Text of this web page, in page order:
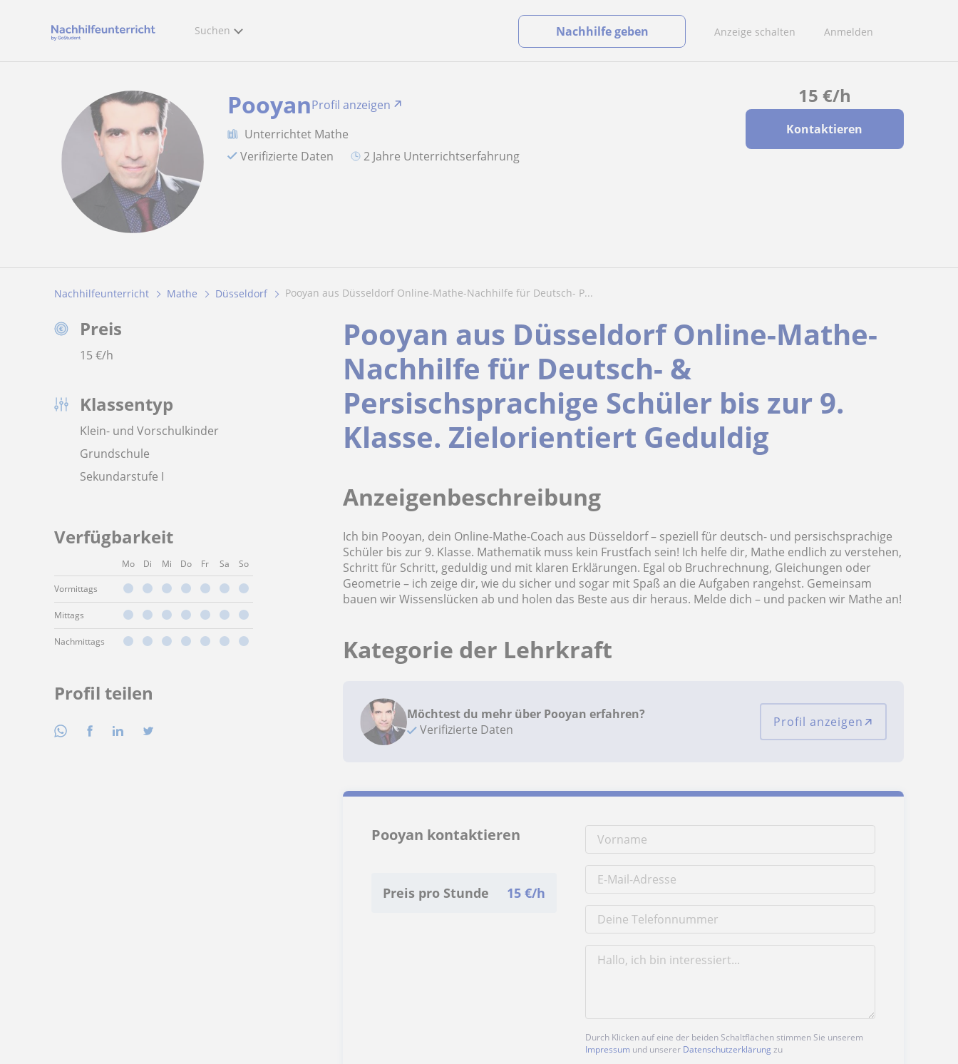
Suchen Anzeige schalten Anmelden
Nachhilfe geben
15 €/h
Kontaktieren
PooyanProfil anzeigen
Unterrichtet Mathe
Verifizierte Daten
2 Jahre Unterrichtserfahrung
Nachhilfeunterricht Mathe Düsseldorf Pooyan aus Düsseldorf Online-Mathe-Nachhilfe für Deutsch- P...
Preis
15€/h
Klassentyp
Klein- und Vorschulkinder
Grundschule
Sekundarstufe I
Verfügbarkeit
Mo Di Mi Do Fr Sa So
Vormittags
Mittags
Nachmittags
Profil teilen
Pooyan aus Düsseldorf Online-Mathe-
Nachhilfe für Deutsch- &
Persischsprachige Schüler bis zur 9.
Klasse. Zielorientiert Geduldig
Anzeigenbeschreibung
Ich bin Pooyan, dein Online-Mathe-Coach aus Düsseldorf – speziell für deutsch- und persischsprachige
Schüler bis zur 9. Klasse. Mathematik muss kein Frustfach sein! Ich helfe dir, Mathe endlich zu verstehen,
Schritt für Schritt, geduldig und mit klaren Erklärungen. Egal ob Bruchrechnung, Gleichungen oder
Geometrie – ich zeige dir, wie du sicher und sogar mit Spaß an die Aufgaben rangehst. Gemeinsam
bauen wir Wissenslücken ab und holen das Beste aus dir heraus. Melde dich – und packen wir Mathe an!
Kategorie der Lehrkraft
Möchtest du mehr über Pooyan erfahren?
Verifizierte Daten
Profil anzeigen
Pooyan kontaktieren
Preis pro Stunde 15 €/h
Durch Klicken auf eine der beiden Schaltflächen stimmen Sie unserem
Impressum und unserer Datenschutzerklärung zu